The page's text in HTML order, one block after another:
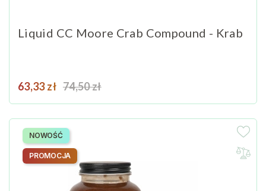
Liquid CC Moore Crab Compound - Krab
Cena
63,33 zł Cena podstawowa
74,50 zł
NOWOŚĆ
PROMOCJA